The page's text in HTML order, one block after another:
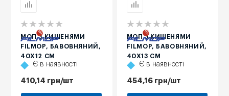
МОП З КИШЕНЯМИ
FILMOP, БАВОВНЯНИЙ,
40Х12 СМ
Є в наявності
410,14 грн/шт
МОП З КИШЕНЯМИ
FILMOP, БАВОВНЯНИЙ,
40Х13 СМ
Є в наявності
454,16грн/шт